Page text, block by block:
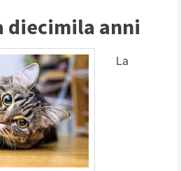
diecimila anni
La